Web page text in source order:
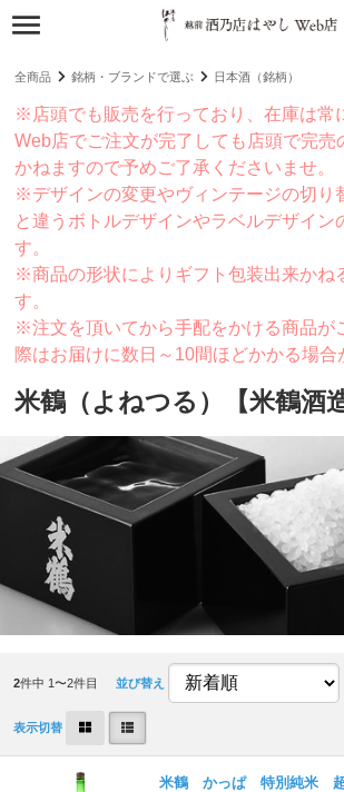
全商品 銘柄・ブランドで選ぶ 日本酒（銘柄）
※店頭でも販売を行っており、在庫は常
Web店でご注文が完了しても店頭で完売
かねますので予めご了承くださいませ。
※デザインの変更やヴィンテージの切り
と違うボトルデザインやラベルデザイン
す。
※商品の形状によりギフト包装出来かね
す。
※注文を頂いてから手配をかける商品が
際はお届けに数日～10間ほどかかる場合
米鶴（よねつる）【米鶴酒
2件中 1〜2件目 並び替え
表示切替
米鶴 かっぱ 特別純米 超